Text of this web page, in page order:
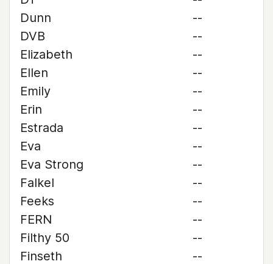
Dunn
--
DVB
--
Elizabeth
--
Ellen
--
Emily
--
Erin
--
Estrada
--
Eva
--
Eva Strong
--
Falkel
--
Feeks
--
FERN
--
Filthy 50
--
Finseth
--